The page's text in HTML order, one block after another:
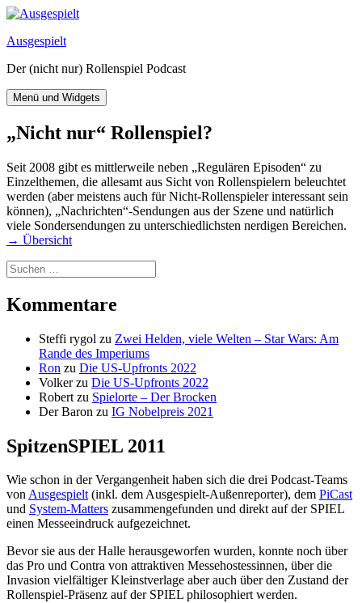
Zum
springen
Ausgespielt
Der (nicht nur) Rollenspiel Podcast
Menü und Widgets
„Nicht nur“ Rollenspiel?
Seit 2008 gibt es mittlerweile neben „Regulären Episoden“ zu
Einzelthemen, die allesamt aus Sicht von Rollenspielern beleuchtet
werden (aber meistens auch für Nicht-Rollenspieler interessant sein
können), „Nachrichten“-Sendungen aus der Szene und natürlich
viele Sondersendungen zu unterschiedlichsten nerdigen Bereichen.
→ Übersicht
Suchen
nach:
Kommentare
Steffi rygol zu Zwei Helden, viele Welten – Star Wars: Am
Rande des Imperiums
Ron zu Die US-Upfronts 2022
Volkerzu Die US-Upfronts 2022
Robert zu Spielorte – Der Brocken
Der Baron zu IG Nobelpreis 2021
SpitzenSPIEL 2011
Wie schon in der Vergangenheit haben sich die drei Podcast-Teams
vonAusgespielt(inkl. dem Ausgespielt-Außenreporter), dem PiCast
und System-Matters zusammengefunden und direkt auf der SPIEL
einen Messeeindruck aufgezeichnet.
Bevor sie aus der Halle herausgeworfen wurden, konnte noch über
das Pro und Contra von attraktiven Messehostessinnen, über die
Invasion vielfältiger Kleinstverlage aber auch über den Zustand der
Rollenspiel-Präsenz auf der SPIEL philosophiert werden.